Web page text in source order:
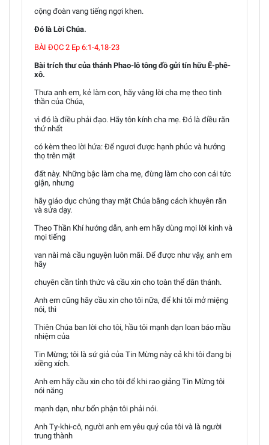
cộng đoàn vang tiếng ngợi khen.
Đó là Lời Chúa.
BÀI ĐỌC 2 Ep 6:1-4,18-23
Bài trích thư của thánh Phao-lô tông đồ gửi tín hữu Ê-phê-
xô.
Thưa anh em, kẻ làm con, hãy vâng lời cha mẹ theo tinh
thần của Chúa,
vì đó là điều phải đạo. Hãy tôn kính cha mẹ. Đó là điều răn
thứ nhất
có kèm theo lời hứa: Để ngươi được hạnh phúc và hưởng
thọ trên mặt
đất này. Những bậc làm cha mẹ, đừng làm cho con cái tức
giận, nhưng
hãy giáo dục chúng thay mặt Chúa bằng cách khuyên răn
và sửa dạy.
Theo Thần Khí hướng dẫn, anh em hãy dùng mọi lời kinh và
mọi tiếng
van nài mà cầu nguyện luôn mãi. Để được như vậy, anh em
hãy
chuyên cần tỉnh thức và cầu xin cho toàn thể dân thánh.
Anh em cũng hãy cầu xin cho tôi nữa, để khi tôi mở miệng
nói, thì
Thiên Chúa ban lời cho tôi, hầu tôi mạnh dạn loan báo mầu
nhiệm của
Tin Mừng; tôi là sứ giả của Tin Mừng này cả khi tôi đang bị
xiềng xích.
Anh em hãy cầu xin cho tôi để khi rao giảng Tin Mừng tôi
nói năng
mạnh dạn, như bổn phận tôi phải nói.
Anh Ty-khi-cô, người anh em yêu quý của tôi và là người
trung thành